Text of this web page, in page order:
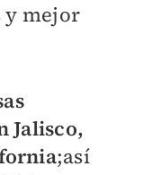
y mejor
Jalisco,
;así